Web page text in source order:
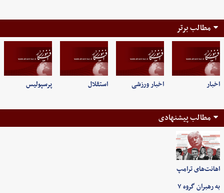
مطالب برتر
اخبار اخبار ورزشی استقلال پرسپولیس
مطالب پیشنهادی
اهانت‌های ترامپ
به رهبران گروه ۷